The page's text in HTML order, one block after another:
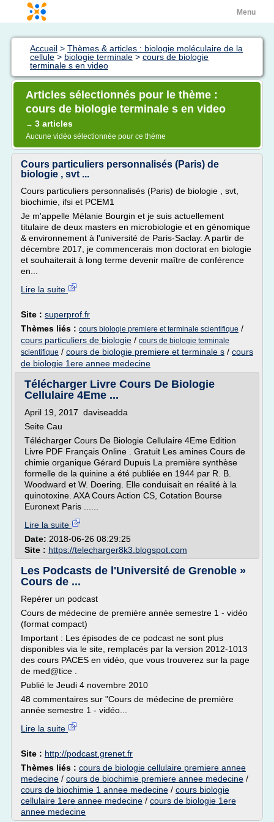
Menu
Accueil > Thèmes & articles : biologie moléculaire de la
cellule > biologie terminale > cours de biologie
terminale s en video
Articles sélectionnés pour le thème :
cours de biologie terminale s en video
→ 3 articles
Aucune vidéo sélectionnée pour ce thème
Cours particuliers personnalisés (Paris) de
biologie , svt ...
Cours particuliers personnalisés (Paris) de biologie , svt,
biochimie, ifsi et PCEM1
Je m'appelle Mélanie Bourgin et je suis actuellement
titulaire de deux masters en microbiologie et en génomique
& environnement à l'université de Paris-Saclay. A partir de
décembre 2017, je commencerais mon doctorat en biologie
et souhaiterait à long terme devenir maître de conférence
en...
Lire la suite
Site : superprof.fr
Thèmes liés : cours biologie premiere et terminale scientifique /
cours particuliers de biologie / cours de biologie terminale
scientifique / cours de biologie premiere et terminale s / cours
de biologie 1ere annee medecine
Télécharger Livre Cours De Biologie
Cellulaire 4Eme ...
April 19, 2017 daviseadda
Seite Cau
Télécharger Cours De Biologie Cellulaire 4Eme Edition
Livre PDF Français Online . Gratuit Les amines Cours de
chimie organique Gérard Dupuis La première synthèse
formelle de la quinine a été publiée en 1944 par R. B.
Woodward et W. Doering. Elle conduisait en réalité à la
quinotoxine. AXA Cours Action CS, Cotation Bourse
Euronext Paris ......
Lire la suite
Date: 2018-06-26 08:29:25
Site : https://telecharger8k3.blogspot.com
Les Podcasts de l'Université de Grenoble »
Cours de ...
Repérer un podcast
Cours de médecine de première année semestre 1 - vidéo
(format compact)
Important : Les épisodes de ce podcast ne sont plus
disponibles via le site, remplacés par la version 2012-1013
des cours PACES en vidéo, que vous trouverez sur la page
de med@tice .
Publié le Jeudi 4 novembre 2010
48 commentaires sur "Cours de médecine de première
année semestre 1 - vidéo...
Lire la suite
Site : http://podcast.grenet.fr
Thèmes liés : cours de biologie cellulaire premiere annee
medecine / cours de biochimie premiere annee medecine /
cours de biochimie 1 annee medecine / cours biologie
cellulaire 1ere annee medecine / cours de biologie 1ere
annee medecine